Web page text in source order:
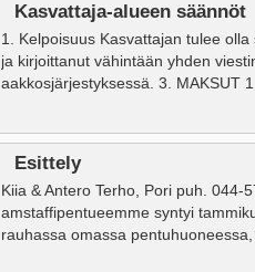
Kasvattaja-alueen säännöt
1. Kelpoisuus Kasvattajan tulee
ja kirjoittanut vähintään yhden
aakkosjärjestyksessä. 3. MAKSUT
Esittely
Kiia & Antero Terho, Pori puh. 044-
amstaffipentueemme syntyi
rauhassa omassa